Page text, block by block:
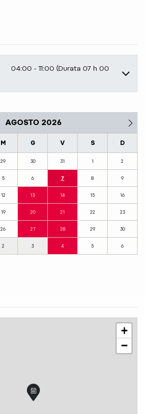
04:00 - 11:00 (Durata 07 h 00
AGOSTO 2026
M G V S D
29 30 31 1 2
5 6 7 8 9
12 13 14 15 16
19 20 21 22 23
26 27 28 29 30
2 3 4 5 6
+
−